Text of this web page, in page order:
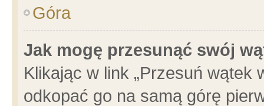
Góra
Jak mogę przesunąć swój
Klikając w link „Przesuń wątek
odkopać go na samą górę